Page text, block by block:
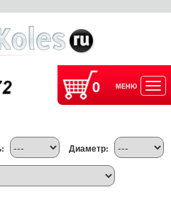
0 МЕНЮ
Диаметр: